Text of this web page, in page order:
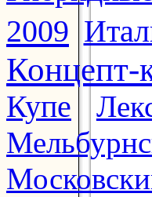
2009
Концепт-
Купе